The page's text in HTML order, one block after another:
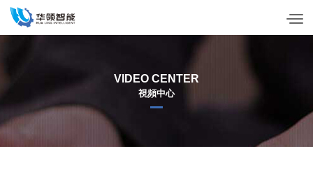
VIDEO CENTER
視頻中心